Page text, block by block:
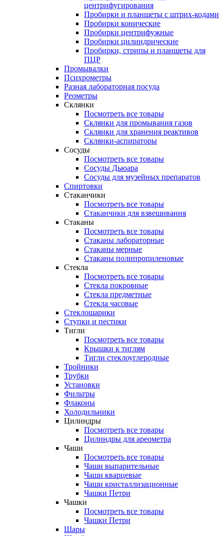
центрифугирования
Пробирки и планшеты с штрих-кодами
Пробирки конические
Пробирки центрифужные
Пробирки цилиндрические
Пробирки, стрипы и планшеты для
ПЦР
Промывалки
Психрометры
Разная лабораторная посуда
Реометры
Склянки
Посмотреть все товары
Склянки для промывания газов
Склянки для хранения реактивов
Склянки-аспираторы
Сосуды
Посмотреть все товары
Сосуды Дьюара
Сосуды для музейных препаратов
Спиртовки
Стаканчики
Посмотреть все товары
Стаканчики для взвешивания
Стаканы
Посмотреть все товары
Стаканы лабораторные
Стаканы мерные
Стаканы полипропиленовые
Стекла
Посмотреть все товары
Стекла покровные
Стекла предметные
Стекла часовые
Стеклошарики
Ступки и пестики
Тигли
Посмотреть все товары
Крышки к тиглям
Тигли стеклоуглеродные
Тройники
Трубки
Установки
Фильтры
Флаконы
Холодильники
Цилиндры
Посмотреть все товары
Цилиндры для ареометра
Чаши
Посмотреть все товары
Чаши выпарительные
Чаши кварцевые
Чаши кристаллизационные
Чашки Петри
Чашки
Посмотреть все товары
Чашки Петри
Шары